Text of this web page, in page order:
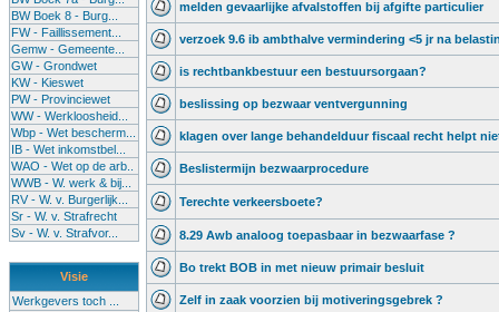
BW Boek 8 - Burg...
FW - Faillissement...
Gemw - Gemeente...
GW - Grondwet
KW - Kieswet
PW - Provinciewet
WW - Werkloosheid...
Wbp - Wet bescherm...
IB - Wet inkomstbel...
WAO - Wet op de arb..
WWB - W. werk & bij...
RV - W. v. Burgerlijk...
Sr - W. v. Strafrecht
Sv - W. v. Strafvor...
Visie
Werkgevers toch ...
melden gevaarlijke afvalstoffen bij afgifte particulier
verzoek 9.6 ib ambthalve vermindering <5 jr na
is rechtbankbestuur een bestuursorgaan?
beslissing op bezwaar ventvergunning
klagen over lange behandelduur fiscaal recht helpt
Beslistermijn bezwaarprocedure
Terechte verkeersboete?
8.29 Awb analoog toepasbaar in bezwaarfase ?
Bo trekt BOB in met nieuw primair besluit
Zelf in zaak voorzien bij motiveringsgebrek ?